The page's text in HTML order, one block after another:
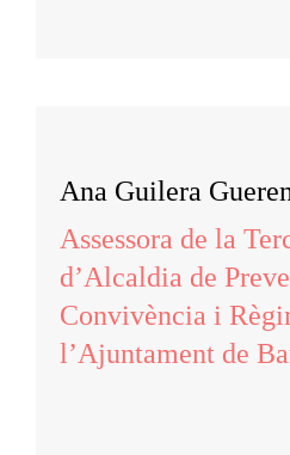
Ana Guilera
Assessora de la
d’Alcaldia de
Convivència i
l’Ajuntament de